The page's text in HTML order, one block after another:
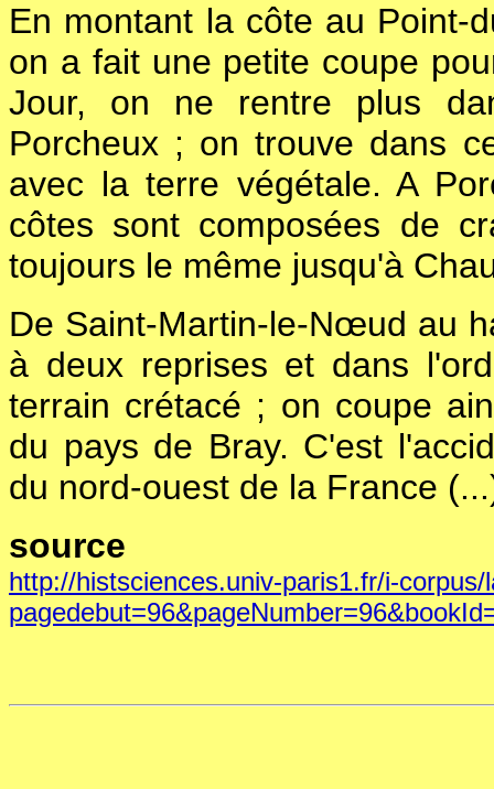
En montant la côte au Point-
on a fait une petite coupe
Jour, on ne rentre plus
Porcheux ; on trouve dans
avec la terre végétale. A
côtes sont composées de
toujours le même jusqu'à
De Saint-Martin-le-Nœud au
à deux reprises et dans
terrain crétacé ; on coupe
du pays de Bray. C'est
du nord-ouest de la France
source
http://histsciences.univ-paris1.fr/i-